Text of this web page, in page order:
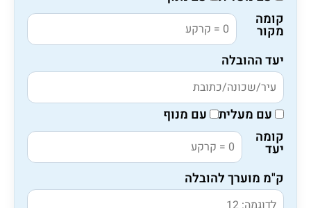
קומה
מקור
יעד ההובלה
עם מעלית
עם מנוף
קומה
יעד
ק"מ מוערך להובלה